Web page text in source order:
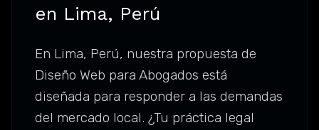
en Lima, Perú
En Lima, Perú, nuestra propuesta de
Diseño Web para Abogados está
diseñada para responder a las demandas
del mercado local. ¿Tu práctica legal